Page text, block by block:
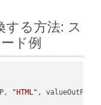
する方法: ス
ド例
"HTML" ,